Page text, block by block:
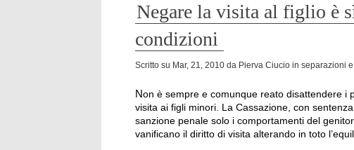
Negare la visita al figlio è
condizioni
Scritto su Mar, 21, 2010 da Pierva Ciucio in separazioni
Non è sempre e comunque reato disattendere i provvedimenti del giudice in tema di diritto di
visita ai figli minori. La Cassazione, con
sanzione penale solo i comportamenti del
vanificano il diritto di visita alterando in toto